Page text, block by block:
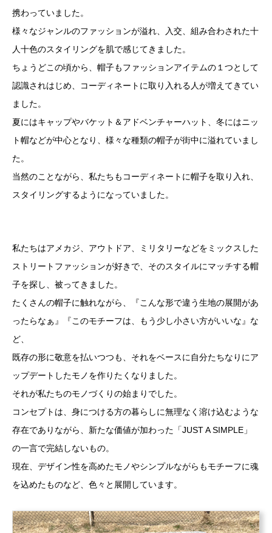
携わっていました。
様々なジャンルのファッションが溢れ、入交、組み合わされた十
人十色のスタイリングを肌で感じてきました。
ちょうどこの頃から、帽子もファッションアイテムの１つとして
認識されはじめ、コーディネートに取り入れる人が増えてきてい
ました。
夏にはキャップやバケット＆アドベンチャーハット、冬にはニッ
ト帽などが中心となり、様々な種類の帽子が街中に溢れていまし
た。
当然のことながら、私たちもコーディネートに帽子を取り入れ、
スタイリングするようになっていました。
私たちはアメカジ、アウトドア、ミリタリーなどをミックスした
ストリートファッションが好きで、そのスタイルにマッチする帽
子を探し、被ってきました。
たくさんの帽子に触れながら、『こんな形で違う生地の展開があ
ったらなぁ』『このモチーフは、もう少し小さい方がいいな』な
ど、
既存の形に敬意を払いつつも、それをベースに自分たちなりにア
ップデートしたモノを作りたくなりました。
それが私たちのモノづくりの始まりでした。
コンセプトは、身につける方の暮らしに無理なく溶け込むような
存在でありながら、新たな価値が加わった「JUST A SIMPLE」
の一言で完結しないもの。
現在、デザイン性を高めたモノやシンプルながらもモチーフに魂
を込めたものなど、色々と展開しています。